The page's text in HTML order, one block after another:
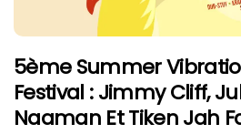
5ème Summer
Festival : Jimmy Cliff,
Naaman Et Tiken Jah